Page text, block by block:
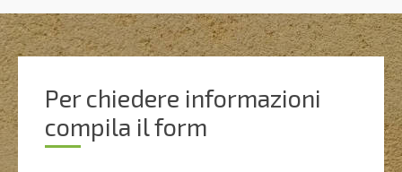
Per chiedere informazioni
compila il form